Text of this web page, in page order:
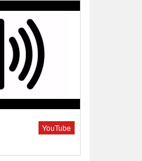
YouTube